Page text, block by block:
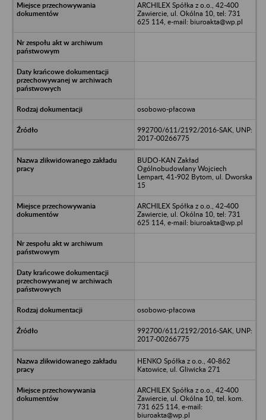
ARCHILEX Spółka z o.o., 42-400
Zawiercie, ul. Okólna 10, tel: 731
625 114, e-mail: biuroakta@wp.pl
osobowo-płacowa
992700/611/2192/2016-SAK, UNP:
2017-00266775
BUDO-KAN Zakład
Ogólnobudowlany Wojciech
Lempart, 41-902 Bytom, ul. Dworska
15
ARCHILEX Spółka z o.o., 42-400
Zawiercie, ul. Okólna 10, tel: 731
625 114, e-mail: biuroakta@wp.pl
osobowo-płacowa
992700/611/2192/2016-SAK, UNP:
2017-00266775
HENKO Spółka z o.o., 40-862
Katowice, ul. Gliwicka 271
ARCHILEX Spółka z o.o., 42-400
Zawiercie, ul. Okólna 10, tel. kom.
731 625 114, e-mail:
biuroakta@wp.pl